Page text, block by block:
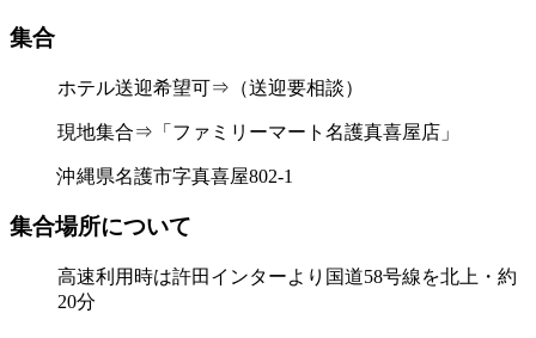
集合
ホテル送迎希望可⇒（送迎要相談）
現地集合⇒「ファミリーマート名護真喜屋店」
沖縄県名護市字真喜屋802-1
集合場所について
高速利用時は許田インターより国道58号線を北上・約
20分